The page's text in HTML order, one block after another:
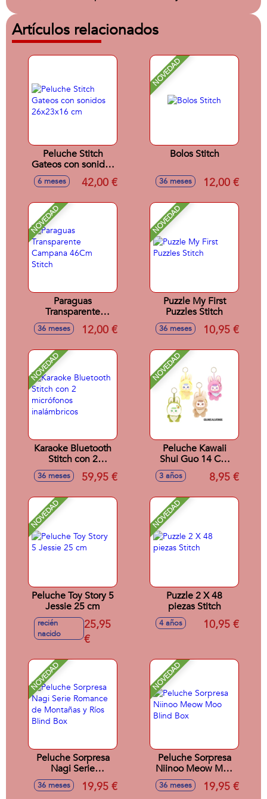
Artículos relacionados
Peluche Stitch
Gateos con sonidos
26x23x16 cm
6 meses 42,00 €
NOVEDAD
Bolos Stitch
36 meses 12,00 €
NOVEDAD
Paraguas
Transparente
Campana 46Cm
Stitch
36 meses 12,00 €
NOVEDAD
Puzzle My First
Puzzles Stitch
36 meses 10,95 €
NOVEDAD
Karaoke Bluetooth
Stitch con 2
micrófonos
inalámbricos
36 meses 59,95 €
NOVEDAD
Peluche Kawaii
Shui Guo 14 Cm
Fruit Bunny Con
Colgador. -
3 años 8,95 €
NOVEDAD
Peluche Toy Story 5
Jessie 25 cm
recién
nacido
25,95
€
NOVEDAD
Puzzle 2 X 48
piezas Stitch
4 años 10,95 €
NOVEDAD
Peluche Sorpresa
Nagi Serie
Romance de
Montañas y Ríos
36 meses 19,95 €
NOVEDAD
Peluche Sorpresa
Niinoo Meow Moo
Blind Box
36 meses 19,95 €